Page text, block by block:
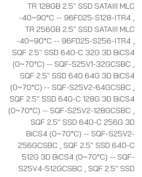
TR 128GB 2.5" SSD SATAIII MLC
-40~90°C -- 96FD25-S128-ITR4
TR 256GB 2.5" SSD SATAIII MLC
-40~90°C -- 96FD25-S256-ITR4
SQF 2.5" SSD 640-C 32G 3D BiCS4
(0~70°C) -- SQF-S25V1-32GCSBC
SQF 2.5" SSD 640 64G 3D BiCS4
(0~70°C) -- SQF-S25V2-64GCSBC
SQF 2.5" SSD 640-C 128G 3D BiCS4
(0~70°C) -- SQF-S25V2-128GCSBC
SQF 2.5" SSD 640-C 256G 3D
BiCS4 (0~70°C) -- SQF-S25V2-
256GCSBC
SQF 2.5" SSD 640-C
512G 3D BiCS4 (0~70°C) -- SQF-
S25V4-512GCSBC
SQF 2.5" SSD